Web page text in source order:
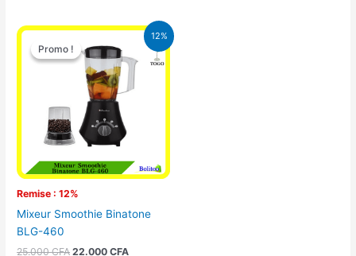
12%
Promo !
Remise : 12%
Promo !
Mixeur Smoothie Binatone
BLG-460
25.000CFA
Le
prix
initial
était :
25.000 CFA.
22.000CFA
Le
prix
actuel
est :